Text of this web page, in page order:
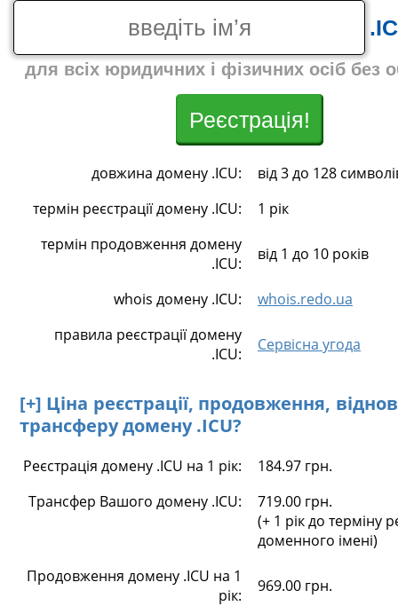
для всіх юридичних і фізичних осіб без
Реєстрація!
довжина домену .ICU:
від 3 до 128
термін реєстрації домену .ICU:
1 рік
термін продовження домену
.ICU:
від 1 до 10 років
whois домену .ICU:
whois.redo.ua
правила реєстрації домену
.ICU:
Сервісна угода
[+] Ціна реєстрації, продовження,
трансферу домену .ICU?
Реєстрація домену .ICU на 1 рік:
184.97 грн.
Трансфер Вашого домену .ICU:
719.00 грн.
(+ 1 рік до терміну
доменного імені)
Продовження домену .ICU на 1
рік:
969.00 грн.